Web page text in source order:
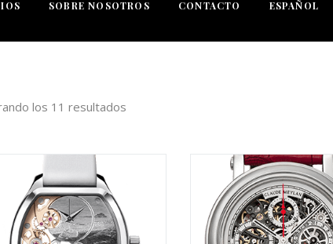
SOBRE NOSOTROS CONTACTO ESPAÑOL
los 11 resultados